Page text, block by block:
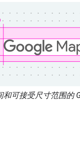
和可接受尺寸范围的